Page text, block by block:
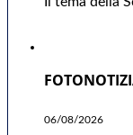
06/08/2026